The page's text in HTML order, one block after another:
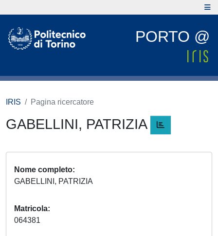
PORTO @
IRIS Pagina ricercatore
GABELLINI, PATRIZIA
Nome completo
GABELLINI, PATRIZIA
Matricola
064381